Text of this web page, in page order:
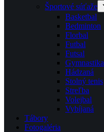
Športové súťaže
Basketbal
Bedminton
Florbal
Futbal
Futsal
Gymnastika
Hádzaná
Stolný tenis
Streľba
Volejbal
Vybíjaná
Tábory
Fotogaléria